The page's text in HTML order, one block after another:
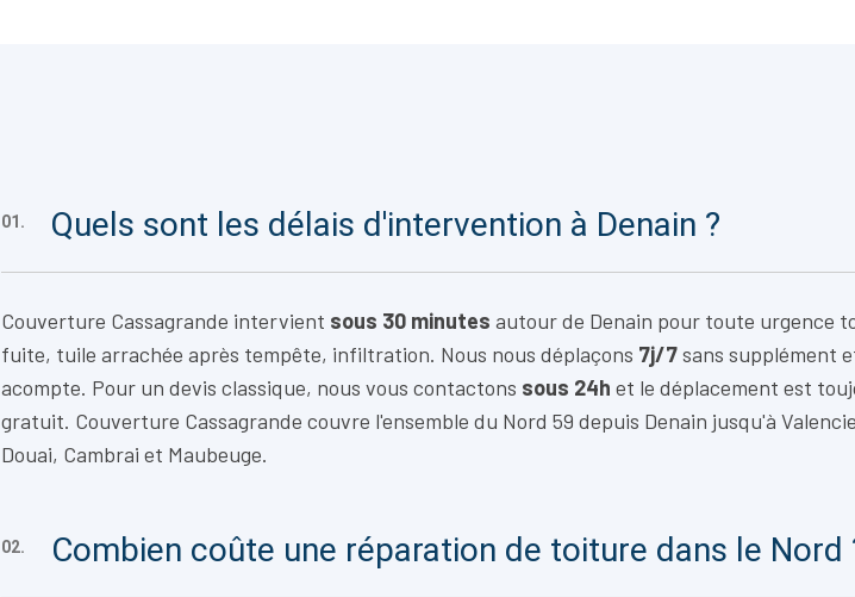
01. Quels sont les délais d'intervention à Denain ?
Couverture Cassagrande intervient sous 30 minutes autour de Denain pour toute urgence
fuite, tuile arrachée après tempête, infiltration. Nous nous déplaçons 7j/7sans supplément
acompte. Pour un devis classique, nous vous contactons sous 24h et le déplacement est
gratuit. Couverture Cassagrande couvre l'ensemble du Nord 59 depuis Denain jusqu'à
Douai, Cambrai et Maubeuge.
02. Combien coûte une réparation de toiture dans le Nord